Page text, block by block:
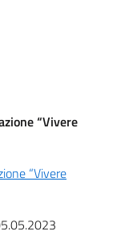
“Vivere
“Vivere